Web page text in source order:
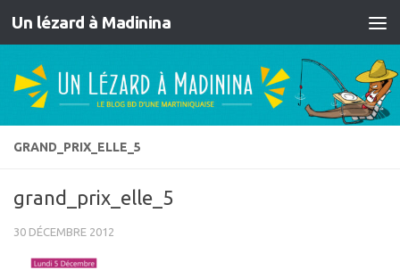
Skip to content
Un lézard à Madinina
GRAND_PRIX_ELLE_5
grand_prix_elle_5
30 DÉCEMBRE 2012